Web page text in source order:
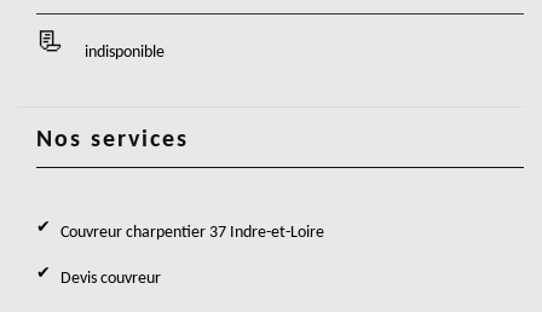
indisponible
Nos services
Couvreur charpentier 37 Indre-et-Loire
Devis couvreur